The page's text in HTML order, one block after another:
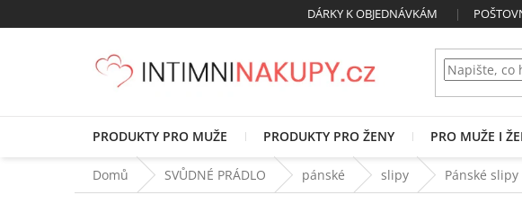
na
DÁRKY K OBJEDNÁVKÁM
PRODUKTY PRO MUŽE PRODUKTY PRO ŽENY PRO MUŽE I
Domů SVŮDNÉ PRÁDLO pánské slipy Pánské